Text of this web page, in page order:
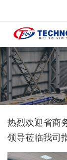
热烈欢迎省商
领导莅临我司